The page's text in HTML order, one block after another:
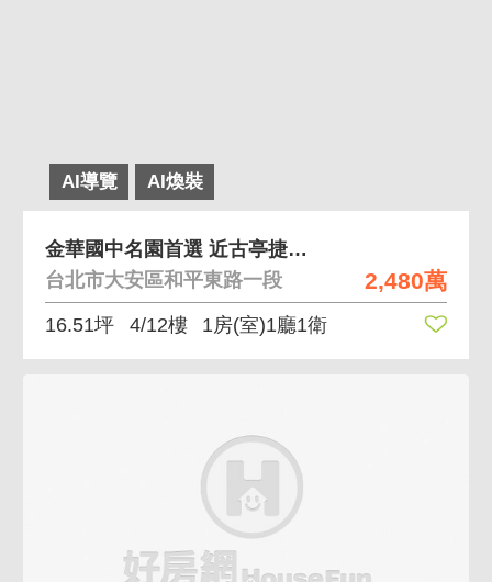
AI導覽 AI煥裝
2,480萬
金華國中名園首選 近古亭捷運站
台北市大安區和平東路一段
16.51坪 4/12樓 1房(室)1廳1衛